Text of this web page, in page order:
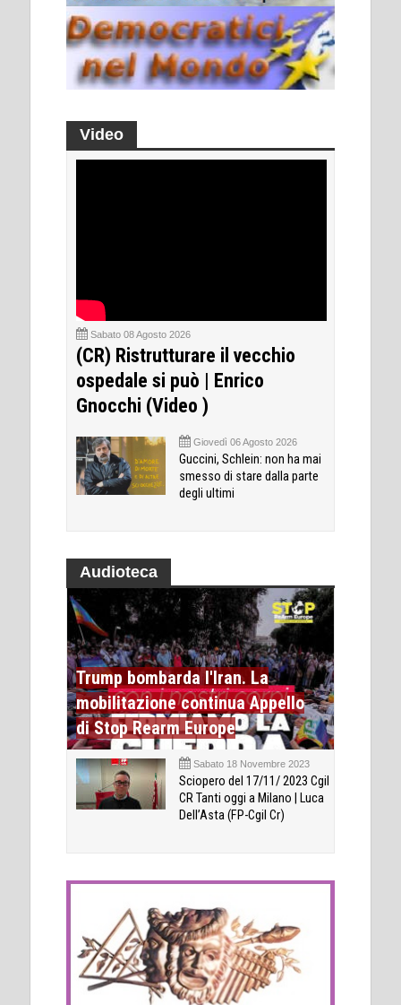
Video
Sabato 08 Agosto 2026
(CR) Ristrutturare il vecchio
ospedale si può | Enrico
Gnocchi (Video )
Giovedì 06 Agosto 2026
Guccini, Schlein: non ha mai
smesso di stare dalla parte
degli ultimi
Audioteca
Trump bombarda l'Iran. La
mobilitazione continua Appello
di Stop Rearm Europe
Sabato 18 Novembre 2023
Sciopero del 17/11/ 2023 Cgil
CR Tanti oggi a Milano | Luca
Dell’Asta (FP-Cgil Cr)